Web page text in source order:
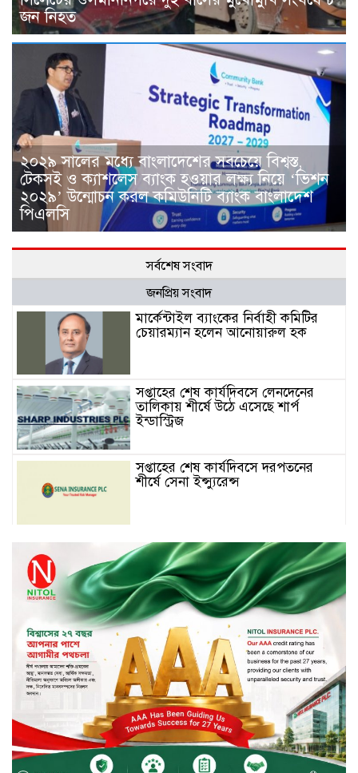
জন নিহত
২০২৯ সালের মধ্যে বাংলাদেশের সবচেয়ে বিশ্বস্ত,
টেকসই ও ক্যাশলেস ব্যাংক হওয়ার লক্ষ্য নিয়ে ‘ভিশন
২০২৯’ উন্মোচন করল কমিউনিটি ব্যাংক বাংলাদেশ
পিএলসি
সর্বশেষ সংবাদ
জনপ্রিয় সংবাদ
মার্কেন্টাইল ব্যাংকের নির্বাহী কমিটির
চেয়ারম্যান হলেন আনোয়ারুল হক
সপ্তাহের শেষ কার্যদিবসে লেনদেনের
তালিকায় শীর্ষে উঠে এসেছে শার্প
ইন্ডাস্ট্রিজ
সপ্তাহের শেষ কার্যদিবসে দরপতনের
শীর্ষে সেনা ইন্স্যুরেন্স
সপ্তাহের শেষ কার্যদিবসে দরবৃদ্ধির শীর্ষে
নিটল ইন্স্যুরেন্স
সিলেটের ওসমানীনগরে দুই বাসের
মুখোমুখি সংঘর্ষে ৮ জন নিহত
২০২৯ সালের মধ্যে বাংলাদেশের
সবচেয়ে বিশ্বস্ত, টেকসই ও ক্যাশলেস
ব্যাংক হওয়ার লক্ষ্য নিয়ে ‘ভিশন ২০২৯’
উন্মোচন করল কমিউনিটি ব্যাংক
বাংলাদেশ পিএলসি